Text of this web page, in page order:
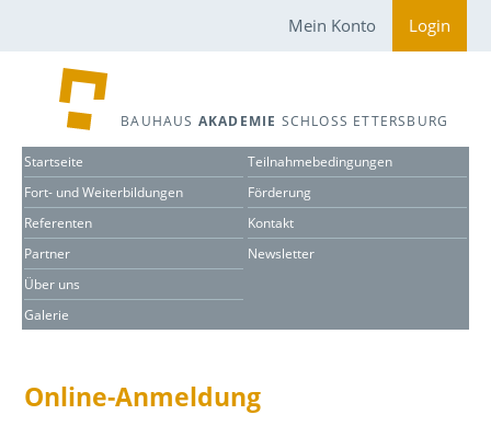
Mein Konto Login
BAUHAUS AKADEMIE SCHLOSS ETTERSBURG
Startseite
Fort- und Weiterbildungen
Referenten
Partner
Über uns
Galerie
Teilnahmebedingungen
Förderung
Kontakt
Newsletter
Online-Anmeldung